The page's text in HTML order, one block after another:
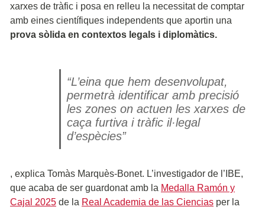
xarxes de tràfic i posa en relleu la necessitat de comptar
amb eines científiques independents que aportin una
prova sòlida en contextos legals i diplomàtics.
“L’eina que hem desenvolupat,
permetrà identificar amb precisió
les zones on actuen les xarxes de
caça furtiva i tràfic il·legal
d’espècies”
, explica Tomàs Marquès-Bonet. L’investigador de l’IBE,
que acaba de ser guardonat amb la Medalla Ramón y
Cajal 2025 de la Real Academia de las Ciencias per la